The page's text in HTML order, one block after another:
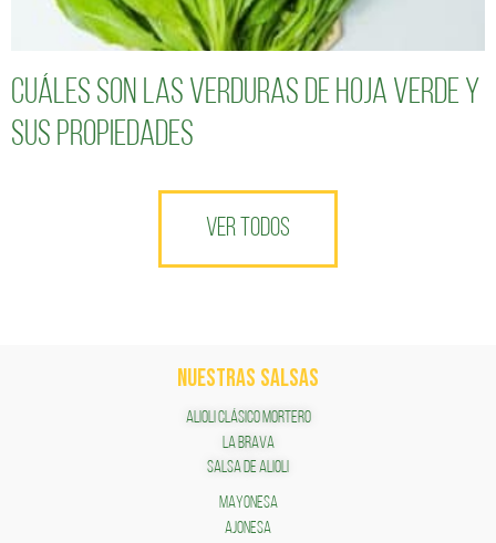
Cuáles son las verduras de hoja verde y
sus propiedades
VER TODOS
NUESTRAS SALSAS
ALIOLI CLÁSICO MORTERO
LA BRAVA
SALSA DE ALIOLI
MAYONESA
AJONESA